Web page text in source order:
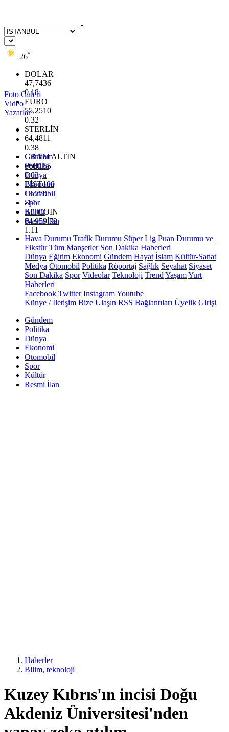
26°
DOLAR
47,7436
0.18
EURO
55,2510
0.32
STERLİN
64,4811
0.38
GRAM ALTIN
6660.55
0.03
BİST100
13.779
-14
BITCOIN
64.959,79
1.11
Foto Galeri
Video
Yazarlar
Gündem
Politika
Dünya
Ekonomi
Otomobil
Spor
Kültür
Resmi İlan
Hava Durumu Trafik Durumu Süper Lig Puan Durumu ve
Fikstür Tüm Manşetler Son Dakika Haberleri
Dünya Eğitim Ekonomi Gündem Hayat İslam Kültür-Sanat
Medya Otomobil Politika Röportaj Sağlık Seyahat Siyaset
Son Dakika Spor Videolar Teknoloji Trend YaşamYurt
Haberleri
Facebook Twitter InstagramYoutube
Künye / İletişim Bize Ulaşın RSS Bağlantıları Üyelik Girişi
Gündem
Politika
Dünya
Ekonomi
Otomobil
Spor
Kültür
Resmi İlan
Haberler
Bilim, teknoloji
Kuzey Kıbrıs'ın incisi Doğu
Akdeniz Üniversitesi'nden